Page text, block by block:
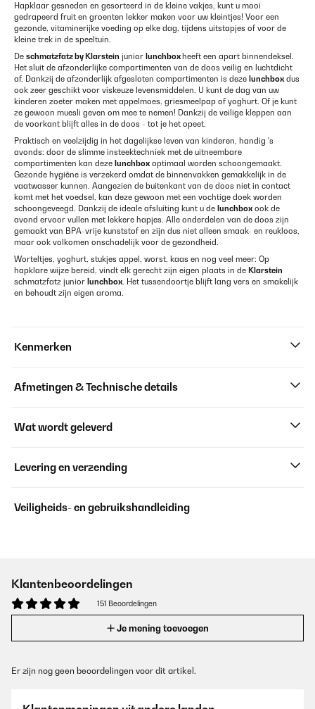
Hapklaar gesneden en gesorteerd in de kleine vakjes, kunt u mooi
gedrapeerd fruit en groenten lekker maken voor uw kleintjes! Voor een
gezonde, vitaminerijke voeding op elke dag, tijdens uitstapjes of voor de
kleine trek in de speeltuin.
De schmatzfatz by Klarstein junior lunchbox heeft een apart binnendeksel.
Het sluit de afzonderlijke compartimenten van de doos veilig en luchtdicht
af. Dankzij de afzonderlijk afgesloten compartimenten is deze lunchbox dus
ook zeer geschikt voor viskeuze levensmiddelen. U kunt de dag van uw
kinderen zoeter maken met appelmoes, griesmeelpap of yoghurt. Of je kunt
ze gewoon muesli geven om mee te nemen! Dankzij de veilige kleppen aan
de voorkant blijft alles in de doos - tot je het opeet.
Praktisch en veelzijdig in het dagelijkse leven van kinderen, handig 's
avonds: door de slimme insteektechniek met de uitneembare
compartimenten kan deze lunchbox optimaal worden schoongemaakt.
Gezonde hygiëne is verzekerd omdat de binnenvakken gemakkelijk in de
vaatwasser kunnen. Aangezien de buitenkant van de doos niet in contact
komt met het voedsel, kan deze gewoon met een vochtige doek worden
schoongeveegd. Dankzij de ideale afsluiting kunt u de lunchbox ook de
avond ervoor vullen met lekkere hapjes. Alle onderdelen van de doos zijn
gemaakt van BPA-vrije kunststof en zijn dus niet alleen smaak- en reukloos,
maar ook volkomen onschadelijk voor de gezondheid.
Worteltjes, yoghurt, stukjes appel, worst, kaas en nog veel meer: Op
hapklare wijze bereid, vindt elk gerecht zijn eigen plaats in de Klarstein
schmatzfatz junior lunchbox. Het tussendoortje blijft lang vers en smakelijk
en behoudt zijn eigen aroma.
Kenmerken
Afmetingen & Technische details
Wat wordt geleverd
Levering en verzending
Veiligheids- en gebruikshandleiding
Klantenbeoordelingen
151 Beoordelingen
Je mening toevoegen
Er zijn nog geen beoordelingen voor dit artikel.